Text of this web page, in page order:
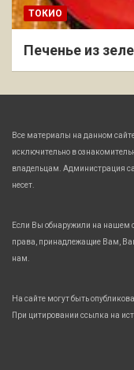
ТОКИО
Печенье из
Все материалы на данном
исключительно в
владельцам. Администрация
несет.
Если Вы обнаружили на нашем
права, принадлежащие Вам,
нам.
На сайте могут быть
При цитировании ссылка на